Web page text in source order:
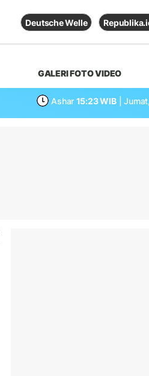
Deutsche Welle
GALERI FOTO VIDEO
Ashar 15:23 WIB |